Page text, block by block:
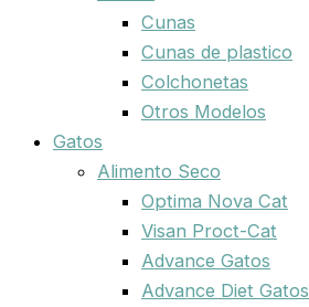
Cunas
Cunas de plastico
Colchonetas
Otros Modelos
Gatos
Alimento Seco
Optima Nova Cat
Visan Proct-Cat
Advance Gatos
Advance Diet Gatos